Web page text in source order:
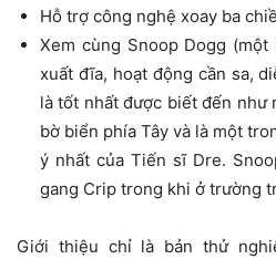
Hỗ trợ công nghệ xoay ba
Xem cùng Snoop Dogg
xuất đĩa, hoạt động cần sa,
là tốt nhất được biết đến như
bờ biển phía Tây và là một
ý nhất của Tiến sĩ Dre.
gang Crip trong khi ở trường
Giới thiệu chỉ là bản thử